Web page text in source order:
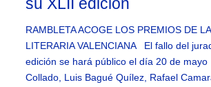
su XLII edición
RAMBLETA ACOGE LOS PREMIOS DE
LITERARIA VALENCIANA El fallo del
edición se hará público el día 20 de
Collado, Luis Bagué Quílez, Rafael